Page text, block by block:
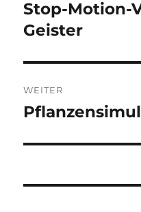
Vorheriger
Beitrag:
Stop-Motion-
Geister
WEITER
Nächster